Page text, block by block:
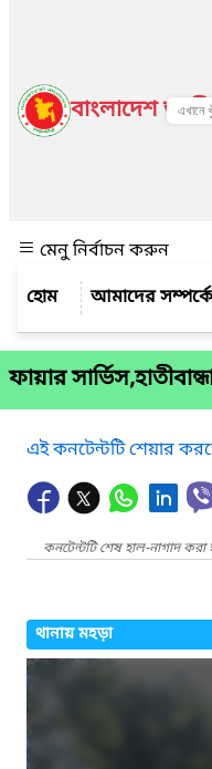
বাংলাদেশ
মেনু নির্বাচন করুন
আমাদের
ফায়ার
এই কনটেন্টটি শেয়ার
কনটেন্টটি শেষ হাল-নাগাদ
থানায় মহড়া